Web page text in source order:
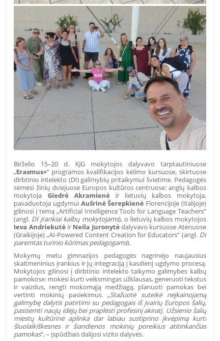
Birželio 15–20 d. KJG mokytojos dalyvavo tarptautiniuose
„Erasmus+“ programos kvalifikacijos kėlimo kursuose, skirtuose
dirbtinio intelekto (DI) galimybių pritaikymui švietime. Pedagogės
sėmėsi žinių dviejuose Europos kultūros centruose: anglų kalbos
mokytoja Giedrė Akramienė ir lietuvių kalbos mokytoja,
pavaduotoja ugdymui Aušrinė Šerepkienė Florencijoje (Italijoje)
gilinosi į temą „Artificial Intelligence Tools for Language Teachers“
(angl. DI įrankiai kalbų mokytojams), o lietuvių kalbos mokytojos
Ieva Andriekutė ir Neila Juronytė dalyvavo kursuose Atėnuose
(Graikijoje) „AI-Powered Content Creation for Educators“ (angl. DI
paremtas turinio kūrimas pedagogams).
Mokymų metu gimnazijos pedagogės nagrinėjo naujausius
skaitmeninius įrankius ir jų integraciją į kasdienį ugdymo procesą.
Mokytojos gilinosi į dirbtinio intelekto taikymo galimybes kalbų
pamokose: mokėsi kurti veiksmingas užklausas, generuoti tekstus
ir vaizdus, rengti mokomąją medžiagą, planuoti pamokas bei
vertinti mokinių pasiekimus. „Stažuotė suteikė neįkainojamą
galimybę dalytis patirtimi su pedagogais iš įvairių Europos šalių,
pasisemti naujų idėjų bei praplėsti profesinį akiratį. Užsienio šalių
miestų kultūrinė aplinka dar labiau sustiprino įkvėpimą kurti
šiuolaikiškesnes ir šiandienos mokinių poreikius atitinkančias
pamokas“, – įspūdžiais dalijosi vizito dalyvės.